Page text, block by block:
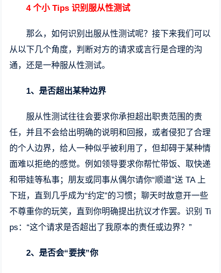
4 个小 Tips 识别服从性测试
那么，如何识别出服从性测试呢？接下来我们可以
从以下几个角度，判断对方的请求或言行是合理的沟
通，还是一种服从性测试。
1、 是否超出某种边界
服从性测试往往会要求你承担超出职责范围的责
任，并且不会给出明确的说明和回报，或者侵犯了合理
的个人边界，给人一种似乎被利用了，但却碍于某种情
面难以拒绝的感觉。例如领导要求你帮忙带饭、取快递
和带娃等私事；朋友或同事从偶尔请你“顺道”送 TA 上
下班，直到几乎成为“约定”的习惯；聊天时故意开一些
不尊重你的玩笑，直到你明确提出抗议才作罢。识别 Ti
ps：“这个请求是否超出了我原本的责任或边界？”
2、 是否会“要挟”你